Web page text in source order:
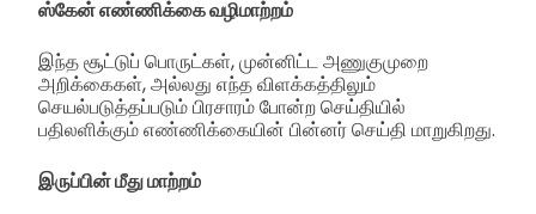
ஸ்கேன் எண்ணிக்கை வழிமாற்றம்
இந்த சூட்டுப் பொருட்கள், முன்னிட்ட அணுகுமுறை
அறிக்கைகள், அல்லது எந்த விளக்கத்திலும்
செயல்படுத்தப்படும் பிரசாரம் போன்ற செய்தியில்
பதிலளிக்கும் எண்ணிக்கையின் பின்னர் செய்தி மாறுகிறது.
இருப்பின் மீது மாற்றம்